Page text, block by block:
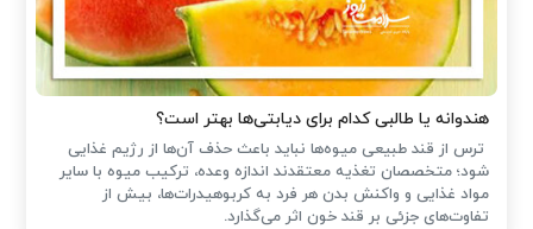
هندوانه یا طالبی کدام برای دیابتی‌ها بهتر است؟
ترس از قند طبیعی میوه‌ها نباید باعث حذف آن‌ها از رژیم غذایی
شود؛ متخصصان تغذیه معتقدند اندازه وعده، ترکیب میوه با سایر
مواد غذایی و واکنش بدن هر فرد به کربوهیدرات‌ها، بیش از
تفاوت‌های جزئی بر قند خون اثر می‌گذارد.